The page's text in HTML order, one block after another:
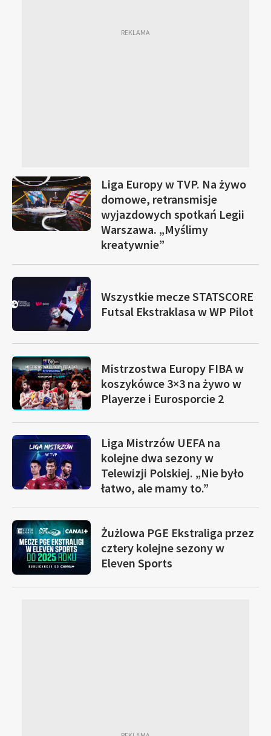
Liga Europy w TVP. Na żywo
domowe, retransmisje
wyjazdowych spotkań Legii
Warszawa. „Myślimy
kreatywnie”
Wszystkie mecze STATSCORE
Futsal Ekstraklasa w WP Pilot
Mistrzostwa Europy FIBA w
koszykówce 3×3 na żywo w
Playerze i Eurosporcie 2
Liga Mistrzów UEFA na
kolejne dwa sezony w
Telewizji Polskiej. „Nie było
łatwo, ale mamy to.”
Żużlowa PGE Ekstraliga przez
cztery kolejne sezony w
Eleven Sports